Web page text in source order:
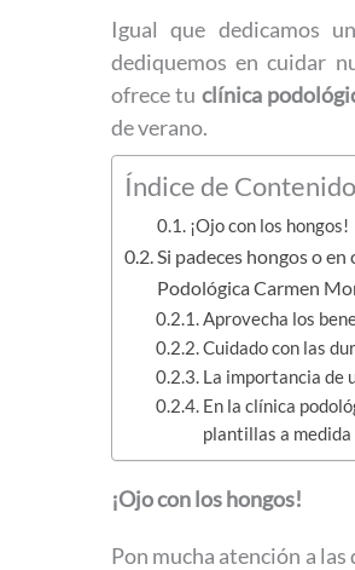
Igual que dedicamos
dediquemos en cuidar
ofrece tu clínica
de verano.
Índice de
¡Ojo con los hongos!
Si padeces hongos o
Podológica Carmen
Aprovecha los
Cuidado con las
La importancia de
En la clínica
plantillas a medida
¡Ojo con los hongos!
Pon mucha atención a las